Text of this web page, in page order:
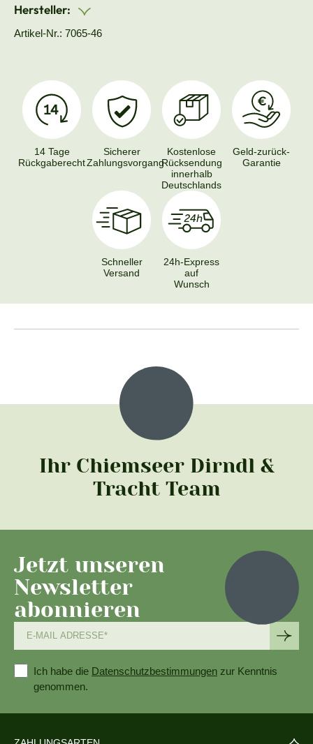
Hersteller:
Artikel-Nr.: 7065-46
14 Tage
Rückgaberecht
Sicherer
Zahlungsvorgang
Kostenlose
Rücksendung
innerhalb
Deutschlands
Geld-zurück-
Garantie
Schneller
Versand
24h-Express
auf
Wunsch
Ihr Chiemseer Dirndl &
Tracht Team
Jetzt unseren
Newsletter
abonnieren
Ich habe die Datenschutzbestimmungen zur Kenntnis
genommen.